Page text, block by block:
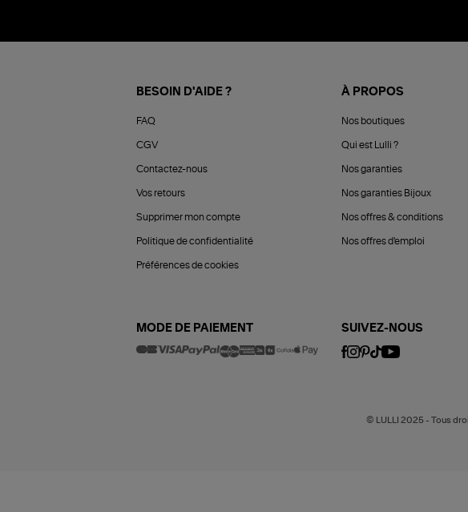
BESOIN D'AIDE ?
FAQ
CGV
Contactez-nous
Vos retours
Supprimer mon compte
Politique de confidentialité
Préférences de cookies
À PROPOS
Nos boutiques
Qui est Lulli ?
Nos garanties
Nos garanties Bijoux
Nos offres & conditions
Nos offres d'emploi
MODE DE PAIEMENT SUIVEZ-NOUS
© LULLI 2025 - Tous